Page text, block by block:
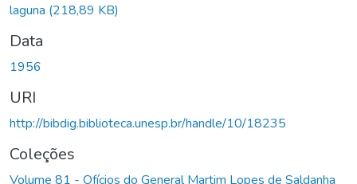
laguna (218,89 KB)
Data
1956
URI
http://bibdig.biblioteca.unesp.br/handle/10/18235
Coleções
Volume 81 - Ofícios do General Martim Lopes de Saldanha